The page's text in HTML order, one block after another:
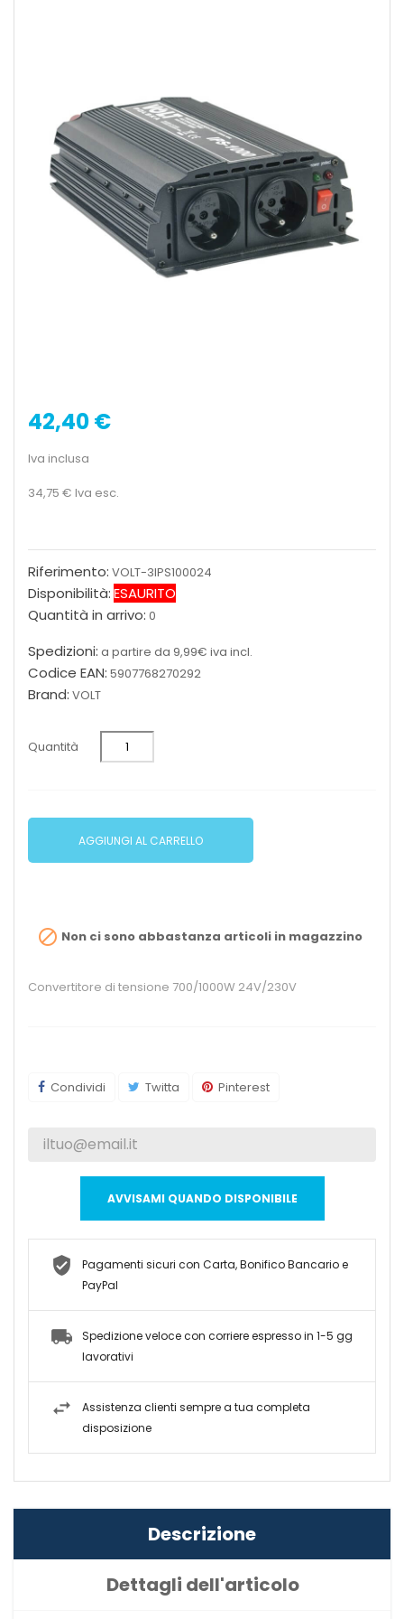
42,40 €
Iva inclusa
34,75 € Iva esc.
Riferimento: VOLT-3IPS100024
Disponibilità:ESAURITO
Quantità in arrivo: 0
Spedizioni: a partire da 9,99€ iva incl.
Codice EAN: 5907768270292
Brand: VOLT
Quantità
AGGIUNGI AL CARRELLO
 Non ci sono abbastanza articoli in magazzino
Convertitore di tensione 700/1000W 24V/230V
Condividi Twitta Pinterest
AVVISAMI QUANDO DISPONIBILE
Pagamenti sicuri con Carta, Bonifico Bancario e
PayPal
Spedizione veloce con corriere espresso in 1-5 gg
lavorativi
Assistenza clienti sempre a tua completa
disposizione
Descrizione
Dettagli dell'articolo